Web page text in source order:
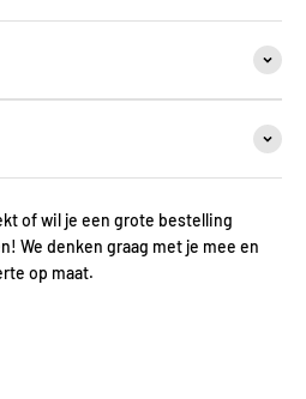
of wil je een grote bestelling
We denken graag met je mee en
op maat.